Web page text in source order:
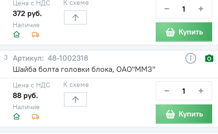
Наличие
Цена с НДС
372 руб.
К схеме − +
Купить
3
48-1002318
Шайба болта головки блока, ОАО"ММЗ"
Наличие
Цена с НДС
88 руб.
К схеме − +
Купить